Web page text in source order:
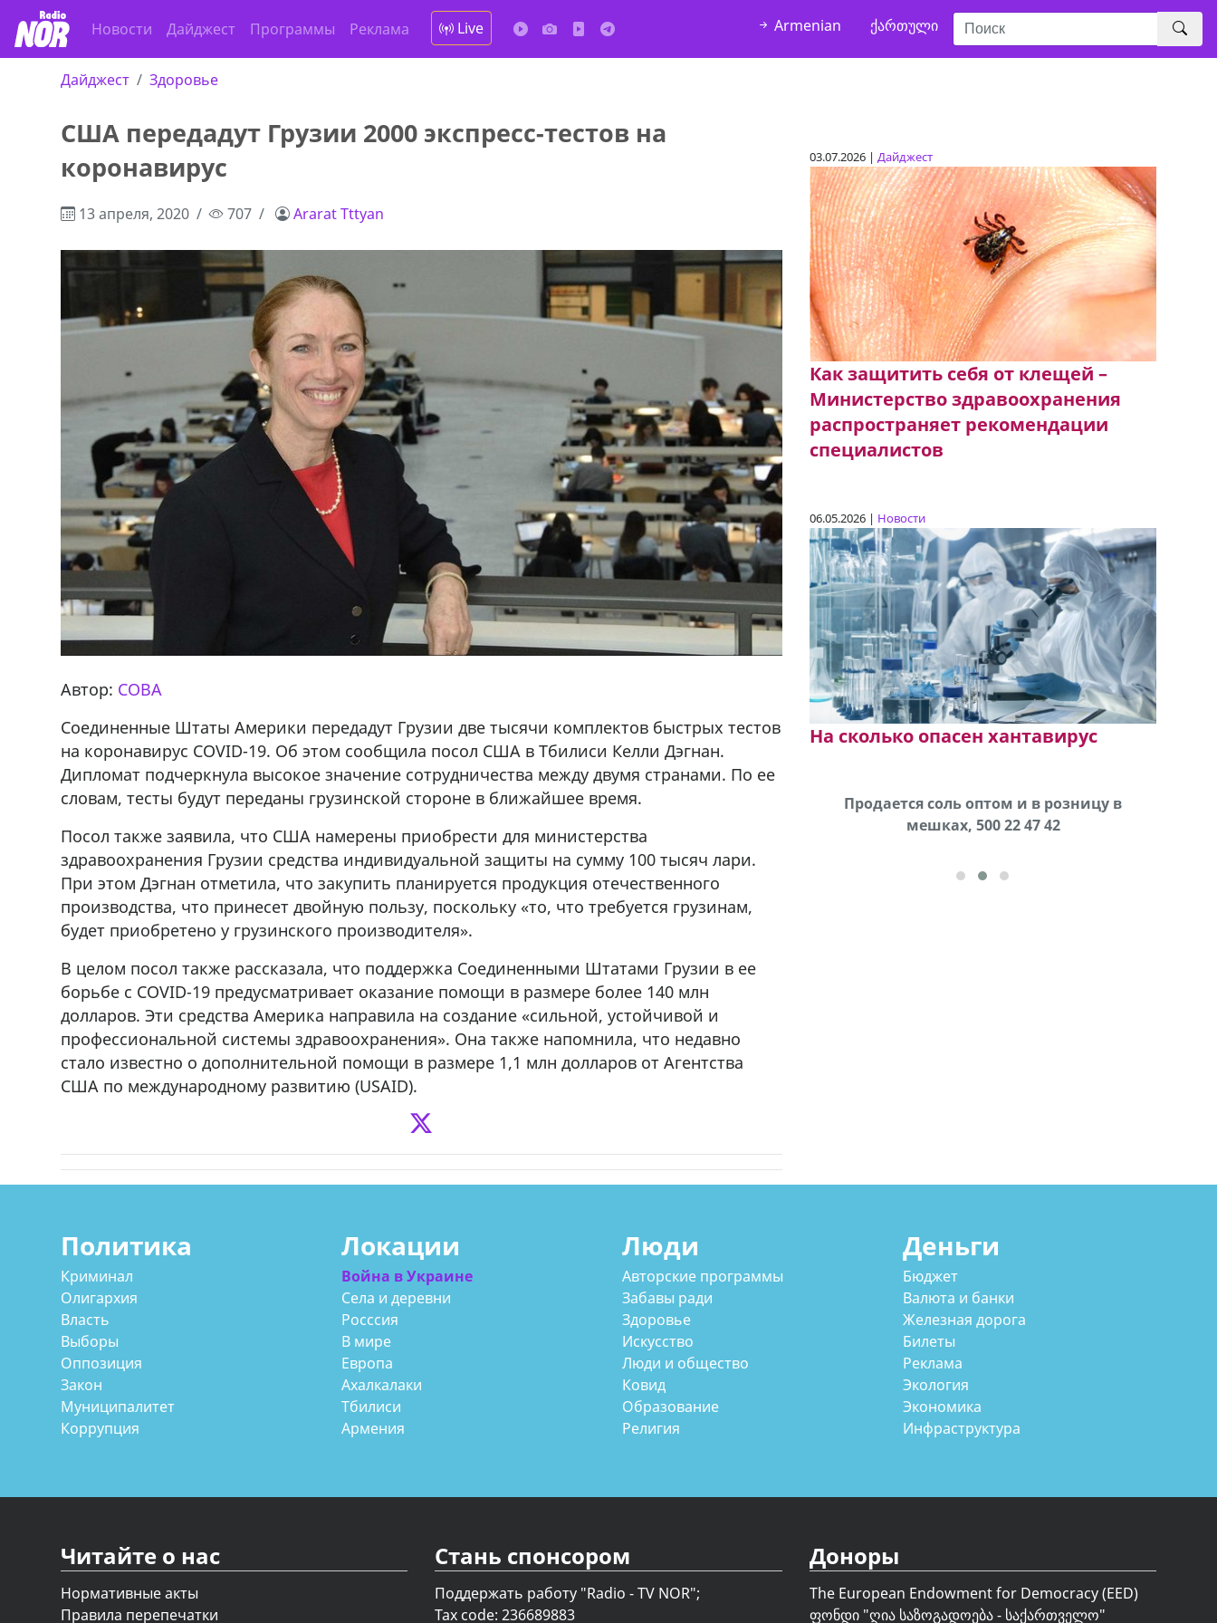
Новости Дайджест Программы Реклама Live Armenian ქართული
Дайджест Здоровье
США передадут Грузии 2000 экспресс-тестов на
коронавирус
13 апреля, 2020 707 Ararat Tttyan
Автор: СОВА
Соединенные Штаты Америки передадут Грузии две тысячи комплектов быстрых тестов
на коронавирус COVID-19. Об этом сообщила посол США в Тбилиси Келли Дэгнан.
Дипломат подчеркнула высокое значение сотрудничества между двумя странами. По ее
словам, тесты будут переданы грузинской стороне в ближайшее время.
Посол также заявила, что США намерены приобрести для министерства
здравоохранения Грузии средства индивидуальной защиты на сумму 100 тысяч лари.
При этом Дэгнан отметила, что закупить планируется продукция отечественного
производства, что принесет двойную пользу, поскольку «то, что требуется грузинам,
будет приобретено у грузинского производителя».
В целом посол также рассказала, что поддержка Соединенными Штатами Грузии в ее
борьбе с COVID-19 предусматривает оказание помощи в размере более 140 млн
долларов. Эти средства Америка направила на создание «сильной, устойчивой и
профессиональной системы здравоохранения». Она также напомнила, что недавно
стало известно о дополнительной помощи в размере 1,1 млн долларов от Агентства
США по международному развитию (USAID).
03.07.2026 | Дайджест
Как защитить себя от клещей –
Министерство здравоохранения
распространяет рекомендации
специалистов
06.05.2026 | Новости
На сколько опасен хантавирус
Hask
Срочно на трассе Ниноцминда-Цалка
71Whatsapp/Viber
Продается соль оптом и в розницу в
мешках, 500 22 47 42
В городе Ниноцминда около фастфуда Hask
cдается в аренду дом, 571 30 57
Политика
Криминал
Олигархия
Власть
Выборы
Оппозиция
Закон
Муниципалитет
Коррупция
Локации
Война в Украине
Села и деревни
Росссия
В мире
Европа
Ахалкалаки
Тбилиси
Армения
Люди
Авторские программы
Забавы ради
Здоровье
Искусство
Люди и общество
Ковид
Образование
Религия
Деньги
Бюджет
Валюта и банки
Железная дорога
Билеты
Реклама
Экология
Экономика
Инфраструктура
Читайте о нас
Нормативные акты
Правила перепечатки
Стань спонсором
Поддержать работу "Radio - TV NOR";
Tax code: 236689883
Доноры
The European Endowment for Democracy (EED)
ფონდი "ღია საზოგადოება - საქართველო"